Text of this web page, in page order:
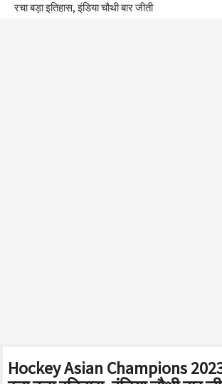
रचा बड़ा इतिहास, इंडिया चौथी बार जीती
Hockey Asian Champions 2023